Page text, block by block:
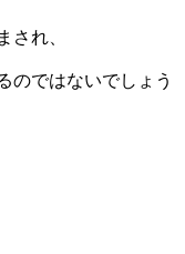
され、
のではないでしょう